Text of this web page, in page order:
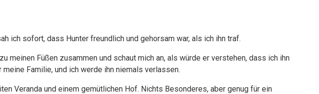
ich sofort, dass Hunter freundlich und gehorsam war, als ich ihn traf.
meinen Füßen zusammen und schaut mich an, als würde er verstehen, dass ich ihn
Familie, und ich werde ihn niemals verlassen.
Veranda und einem gemütlichen Hof. Nichts Besonderes, aber genug für ein